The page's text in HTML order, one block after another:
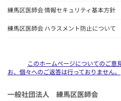
練馬区医師会 情報セキュリティ基本方針
練馬区医師会 ハラスメント防止について
このホームページについてのご意
お、個々へのご返答は行っておりません。
一般社団法人 練馬区医師会